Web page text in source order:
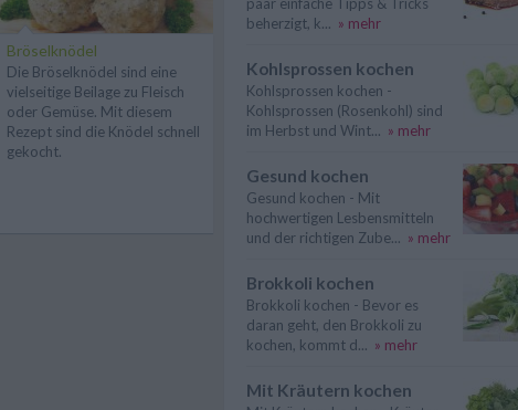
Bröselknödel
Die Bröselknödel sind eine
vielseitige Beilage zu Fleisch
oder Gemüse. Mit diesem
Rezept sind die Knödel schnell
gekocht.
beherzigt, k... » mehr
Kohlsprossen kochen
Kohlsprossen kochen -
Kohlsprossen (Rosenkohl) sind
im Herbst und Wint... » mehr
Gesund kochen
Gesund kochen - Mit
hochwertigen Lesbensmitteln
und der richtigen Zube... » mehr
Brokkoli kochen
Brokkoli kochen - Bevor es
daran geht, den Brokkoli zu
kochen, kommt d... » mehr
Mit Kräutern kochen